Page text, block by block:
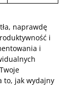
naprawdę
i
i
to, jak wydajny